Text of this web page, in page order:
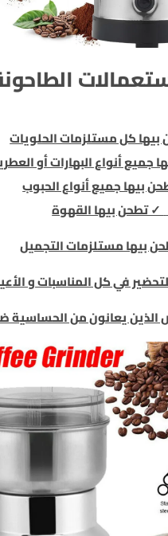
كل مستلزمات الحلويات
جميع أنواع البهارات أو
بيها جميع أنواع الحبوب
✓ تطحن بيها القهوة
بيها مستلزمات التجميل
في كل المناسبات و
يعانون من الحساسية